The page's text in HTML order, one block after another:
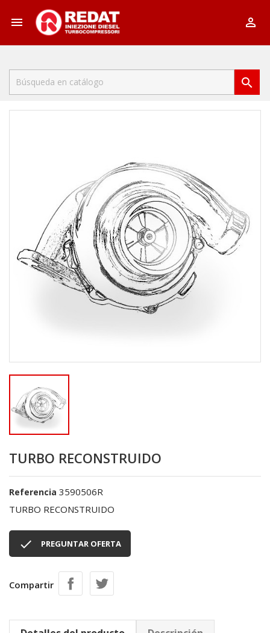
 

TURBO RECONSTRUIDO
Referencia 3590506R
TURBO RECONSTRUIDO
 PREGUNTAR OFERTA
Compartir